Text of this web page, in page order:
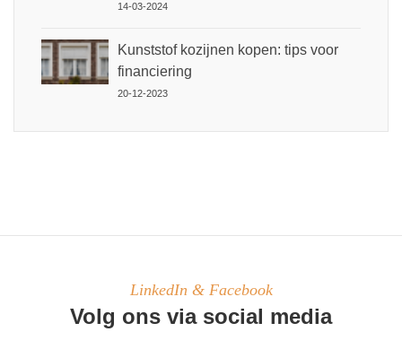
14-03-2024
Kunststof kozijnen kopen: tips voor
financiering
20-12-2023
LinkedIn & Facebook
Volg ons via social media